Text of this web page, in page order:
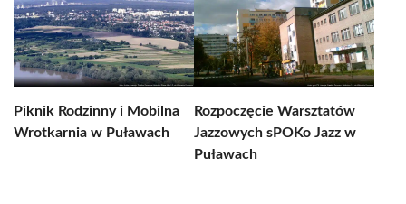
Piknik Rodzinny i Mobilna
Wrotkarnia w Puławach
Rozpoczęcie Warsztatów
Jazzowych sPOKo Jazz w
Puławach